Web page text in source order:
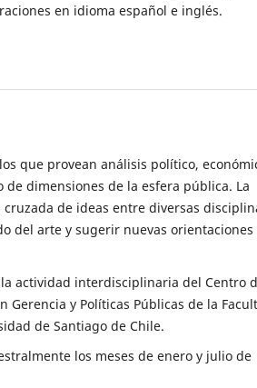
en idioma español e inglés.
que provean análisis político,
dimensiones de la esfera pública. La
de ideas entre diversas
del arte y sugerir nuevas orientaciones
actividad interdisciplinaria del Centro
y Políticas Públicas de la
de Santiago de Chile.
los meses de enero y julio de